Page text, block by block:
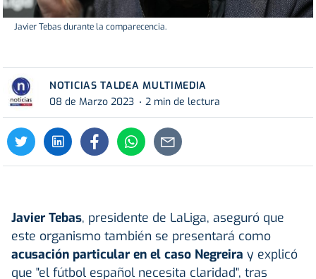
Javier Tebas durante la comparecencia.
NOTICIAS TALDEA MULTIMEDIA
08 de Marzo 2023
2 min de lectura
Javier Tebas, presidente de LaLiga, aseguró que
este organismo también se presentará como
acusación particular en el caso Negreira y explicó
que "el fútbol español necesita claridad", tras